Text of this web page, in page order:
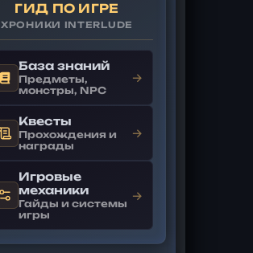
ГИД ПО ИГРЕ
ХРОНИКИ INTERLUDE
База знаний
Предметы,
монстры, NPC
→
Квесты
Прохождения и
награды
→
Игровые
механики
Гайды и системы
игры
→